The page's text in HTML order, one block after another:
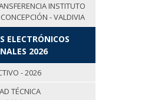
INSTITUTO
- VALDIVIA
ELECTRÓNICOS
2026
- 2026
TÉCNICA